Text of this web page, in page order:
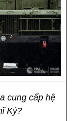
cung cấp hệ
Kỳ?